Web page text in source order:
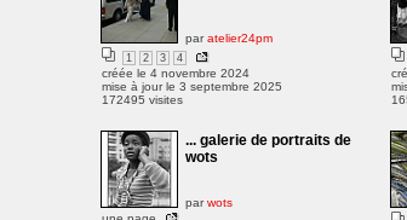
paratelier24pm
1 2 3 4
créée le 4 novembre 2024
mise à jour le 3 septembre 2025
172495 visites
... galerie de portraits de
wots
parwots